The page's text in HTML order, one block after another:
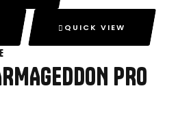
QUICK VIEW
PRO